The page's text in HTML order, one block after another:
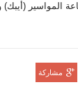
المواسير (أيبك)
مشاركة